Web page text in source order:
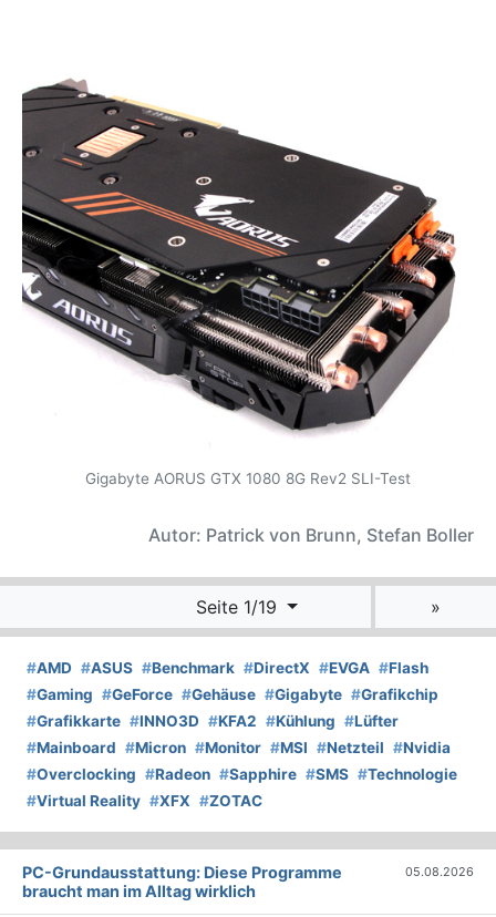
Gigabyte AORUS GTX 1080 8G Rev2 SLI-Test
Autor: Patrick von Brunn, Stefan Boller
Seite 1/19 »
#AMD #ASUS #Benchmark #DirectX #EVGA #Flash
#Gaming #GeForce #Gehäuse #Gigabyte #Grafikchip
#Grafikkarte #INNO3D #KFA2 #Kühlung #Lüfter
#Mainboard #Micron #Monitor #MSI #Netzteil #Nvidia
#Overclocking #Radeon #Sapphire #SMS #Technologie
#Virtual Reality #XFX #ZOTAC
PC-Grundausstattung: Diese Programme
braucht man im Alltag wirklich
05.08.2026